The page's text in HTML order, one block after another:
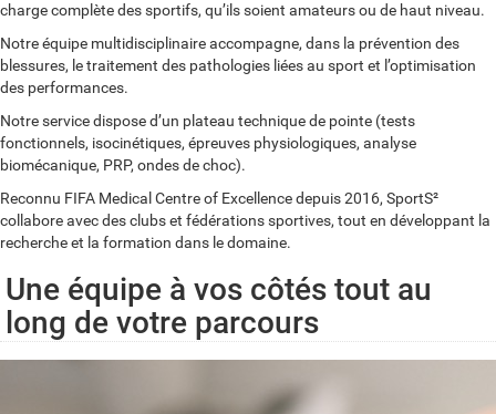
charge complète des sportifs, qu’ils soient amateurs ou de haut niveau.
Notre équipe multidisciplinaire accompagne, dans la prévention des
blessures, le traitement des pathologies liées au sport et l’optimisation
des performances.
Notre service dispose d’un plateau technique de pointe (tests
fonctionnels, isocinétiques, épreuves physiologiques, analyse
biomécanique, PRP, ondes de choc).
Reconnu FIFA Medical Centre of Excellence depuis 2016, SportS²
collabore avec des clubs et fédérations sportives, tout en développant la
recherche et la formation dans le domaine.
Une équipe à vos côtés tout au
long de votre parcours